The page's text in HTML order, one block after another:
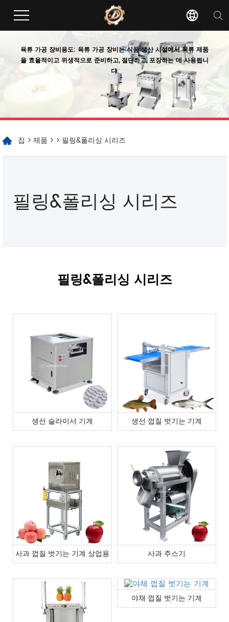
육류 가공 장비용도: 육류 가공 장비는 식품 생산 시설에서 육류 제품
을 효율적이고 위생적으로 준비하고, 절단하고, 포장하는 데 사용됩니
다.
집 > 제품 > > 필링&폴리싱 시리즈
필링&폴리싱 시리즈
필링&폴리싱 시리즈
생선 슬라이서 기계 생선 껍질 벗기는 기계
사과 껍질 벗기는 기계 상업용 사과 주스기
야채 껍질 벗기는 기계